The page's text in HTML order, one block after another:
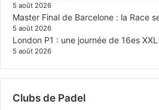
5 août 2026
Master Final de Barcelone : la Race
5 août 2026
London P1 : une journée de 16es
5 août 2026
Clubs de Padel